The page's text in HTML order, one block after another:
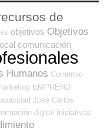
de
objetivos Objetivos
comunicación
Humanos Comercio
EMPREND
José Carlos
digital Iniciativas